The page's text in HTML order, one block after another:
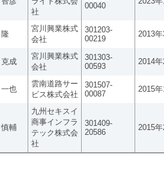
社
00040
宮川興業株式
会社
301203-
00219
2013
成
宮川興業株式
会社
301303-
00593
2014
也
雲南道路サー
ビス株式会社
301507-
00087
2015
輔
九州セキスイ
商事インフラ
テック株式会
社
301409-
20586
2015